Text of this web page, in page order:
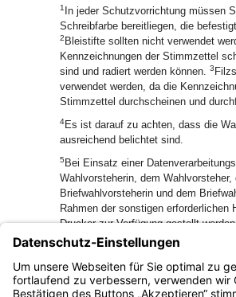
1 In jeder Schutzvorrichtung müssen
Schreibfarbe bereitliegen, die
2 Bleistifte sollten nicht verwendet
Kennzeichnungen der Stimmzettel
sind und radiert werden können. 3
verwendet werden, da die
Stimmzettel durchscheinen und
4Es ist darauf zu achten, dass die
ausreichend belichtet sind.
5 Bei Einsatz einer
Wahlvorsteherin, dem Wahlvorsteher,
Briefwahlvorsteherin und dem
Rahmen der sonstigen erforderlichen
Drucker zur Verfügung gestellt
Wahlvorsteherin, ein Wahlvorsteher,
Briefwahlvorsteherin oder ein
Drucker, kann auf die Übermittlung
58 Abs. 1 Satz 2 nicht verzichtet